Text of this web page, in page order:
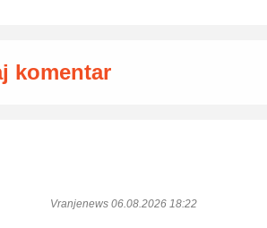
komentar
Vranjenews 06.08.2026 18:22